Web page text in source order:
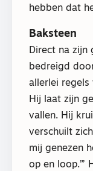
hebben dat
Baksteen
Direct na zijn
bedreigd
allerlei regels
Hij laat zijn
vallen. Hij
verschuilt
mij genezen
op en loop.”’